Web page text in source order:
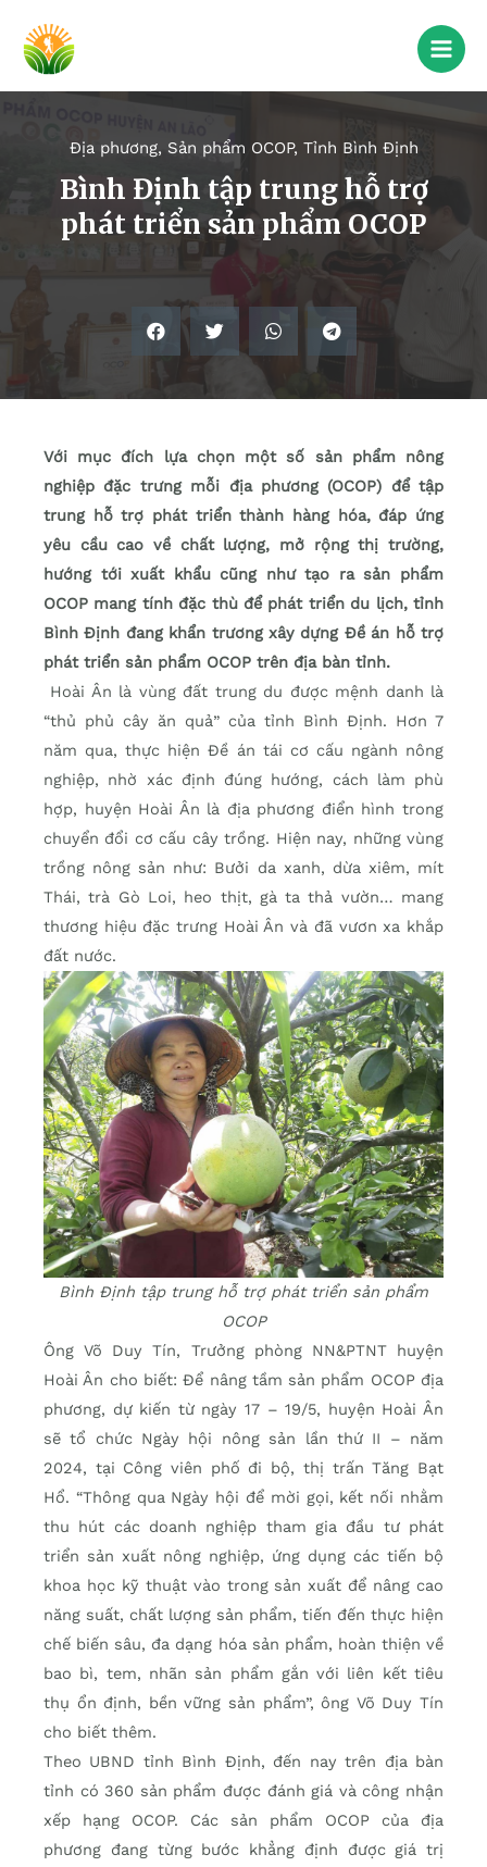
Địa phương, Sản phẩm OCOP, Tỉnh Bình Định
Bình Định tập trung hỗ trợ
phát triển sản phẩm OCOP
Với mục đích lựa chọn một số sản phẩm nông
nghiệp đặc trưng mỗi địa phương (OCOP) để tập
trung hỗ trợ phát triển thành hàng hóa, đáp ứng
yêu cầu cao về chất lượng, mở rộng thị trường,
hướng tới xuất khẩu cũng như tạo ra sản phẩm
OCOP mang tính đặc thù để phát triển du lịch, tỉnh
Bình Định đang khẩn trương xây dựng Đề án hỗ trợ
phát triển sản phẩm OCOP trên địa bàn tỉnh.
Hoài Ân là vùng đất trung du được mệnh danh là
“thủ phủ cây ăn quả” của tỉnh Bình Định. Hơn 7
năm qua, thực hiện Đề án tái cơ cấu ngành nông
nghiệp, nhờ xác định đúng hướng, cách làm phù
hợp, huyện Hoài Ân là địa phương điển hình trong
chuyển đổi cơ cấu cây trồng. Hiện nay, những vùng
trồng nông sản như: Bưởi da xanh, dừa xiêm, mít
Thái, trà Gò Loi, heo thịt, gà ta thả vườn… mang
thương hiệu đặc trưng Hoài Ân và đã vươn xa khắp
đất nước.
Bình Định tập trung hỗ trợ phát triển sản phẩm
OCOP
Ông Võ Duy Tín, Trưởng phòng NN&PTNT huyện
Hoài Ân cho biết: Để nâng tầm sản phẩm OCOP địa
phương, dự kiến từ ngày 17 – 19/5, huyện Hoài Ân
sẽ tổ chức Ngày hội nông sản lần thứ II – năm
2024, tại Công viên phố đi bộ, thị trấn Tăng Bạt
Hổ. “Thông qua Ngày hội để mời gọi, kết nối nhằm
thu hút các doanh nghiệp tham gia đầu tư phát
triển sản xuất nông nghiệp, ứng dụng các tiến bộ
khoa học kỹ thuật vào trong sản xuất để nâng cao
năng suất, chất lượng sản phẩm, tiến đến thực hiện
chế biến sâu, đa dạng hóa sản phẩm, hoàn thiện về
bao bì, tem, nhãn sản phẩm gắn với liên kết tiêu
thụ ổn định, bền vững sản phẩm”, ông Võ Duy Tín
cho biết thêm.
Theo UBND tỉnh Bình Định, đến nay trên địa bàn
tỉnh có 360 sản phẩm được đánh giá và công nhận
xếp hạng OCOP. Các sản phẩm OCOP của địa
phương đang từng bước khẳng định được giá trị